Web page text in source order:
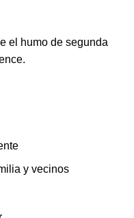
el humo de segunda
y vecinos